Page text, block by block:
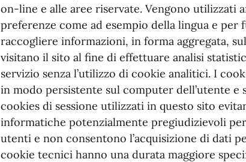
on-line e alle aree riservate. Vengono utilizzati
preferenze come ad esempio della lingua e
raccogliere informazioni, in forma aggregata,
visitano il sito al fine di effettuare analisi
servizio senza l’utilizzo di cookie analitici. I
in modo persistente sul computer dell’utente
cookies di sessione utilizzati in questo sito
informatiche potenzialmente pregiudizievoli
utenti e non consentono l’acquisizione di dati
cookie tecnici hanno una durata maggiore